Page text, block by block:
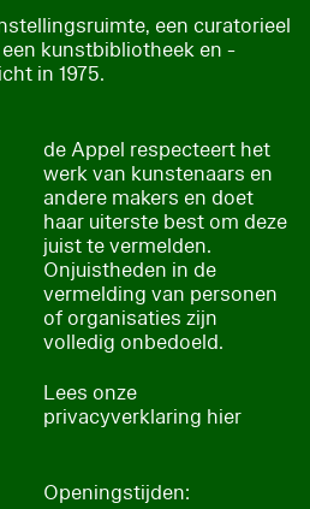
een curatorieel
kunstbibliotheek en -
in 1975.
de Appel respecteert het
werk van kunstenaars en
andere makers en doet
haar uiterste best om deze
juist te vermelden.
Onjuistheden in de
vermelding van personen
of organisaties zijn
volledig onbedoeld.
Lees onze
privacyverklaring hier
Openingstijden: